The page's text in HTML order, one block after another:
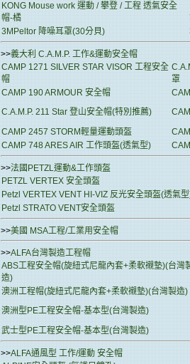
KONG Mouse work 運動 / 攀登 / 工程 透氣安全
帽-橘
3MPeltor 降噪耳罩(30分貝)
>>義大利 C.A.M.P. 工作&運動安全帽
CAMP 1271 SILVER STAR VISOR 工程安全
帽
罩
CAMP 190 ARMOUR 安全帽
C.A.M.P. 211 Star 登山安全帽(特別推薦)
CAMP 2457 STORM輕量運動頭盔
CAMP 748 ARES AIR 工作頭盔(透氣型)
>>法國PETZL運動&工作頭盔
PETZL VERTEX 安全頭盔
Petzl VERTEX VENT HI-VIZ 反光安全頭盔(透氣
Petzl STRATO VENT安全頭盔
>>美國 MSA工程/工業用安全帽
>>ALFA台灣製造工程帽
ABS工程安全帽(旋紐式尼龍內套+柔軟襯墊)(台灣
造)
澳洲工程帽(旋紐式尼龍內套+柔軟襯墊)(台灣製造)
澳洲型PE工程安全帽-基本型(台灣製造)
武士型PE工程安全帽-基本型(台灣製造)
>>ALFA通風型 工作/運動 安全帽